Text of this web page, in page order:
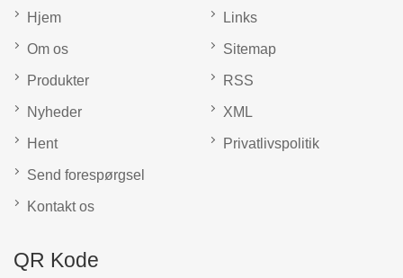
Hjem
Om os
Produkter
Nyheder
Hent
Send forespørgsel
Kontakt os
Links
Sitemap
RSS
XML
Privatlivspolitik
QR Kode